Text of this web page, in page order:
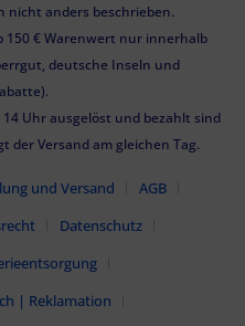
nicht anders beschrieben.
150 € Warenwert nur innerhalb
deutsche Inseln und
Uhr ausgelöst und bezahlt sind
der Versand am gleichen Tag.
und Versand
AGB
Datenschutz
| Reklamation